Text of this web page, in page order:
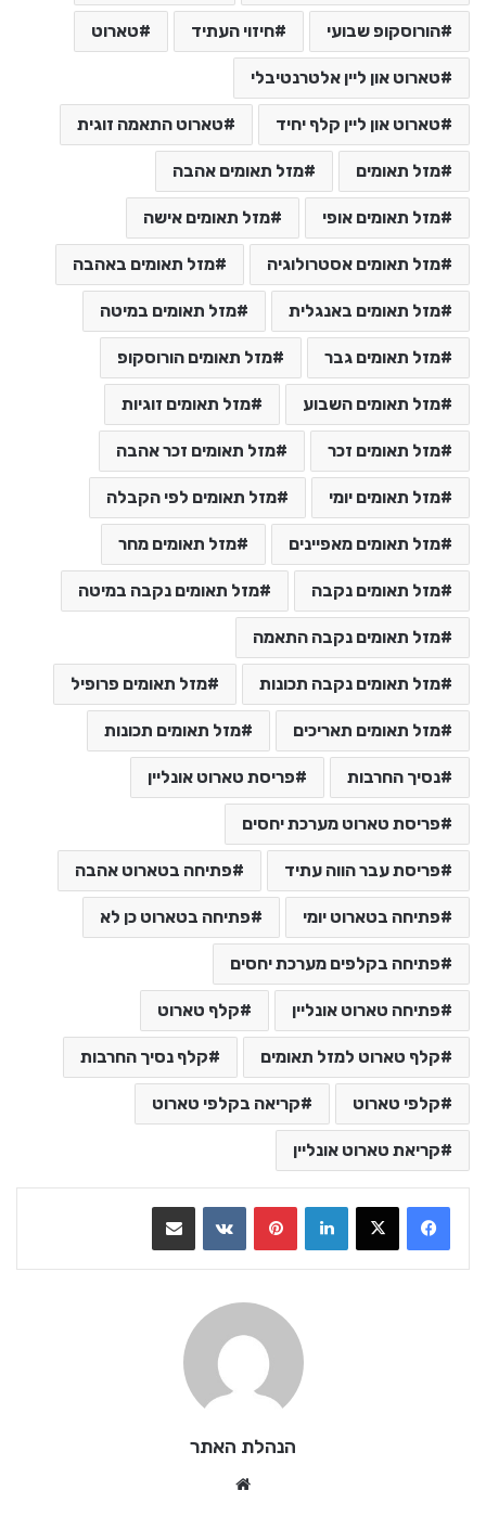
הורוסקופ שבועי חיזוי העתיד טארוט
טארוט און ליין אלטרנטיבלי
טארוט און ליין קלף יחיד טארוט התאמה זוגית
מזל תאומים מזל תאומים אהבה
מזל תאומים אופי מזל תאומים אישה
מזל תאומים אסטרולוגיה מזל תאומים באהבה
מזל תאומים באנגלית מזל תאומים במיטה
מזל תאומים גבר מזל תאומים הורוסקופ
מזל תאומים השבוע מזל תאומים זוגיות
מזל תאומים זכר מזל תאומים זכר אהבה
מזל תאומים יומי מזל תאומים לפי הקבלה
מזל תאומים מאפיינים מזל תאומים מחר
מזל תאומים נקבה מזל תאומים נקבה במיטה
מזל תאומים נקבה התאמה
מזל תאומים נקבה תכונות מזל תאומים פרופיל
מזל תאומים תאריכים מזל תאומים תכונות
נסיך החרבות פריסת טארוט אונליין
פריסת טארוט מערכת יחסים
פריסת עבר הווה עתיד פתיחה בטארוט אהבה
פתיחה בטארוט יומי פתיחה בטארוט כן לא
פתיחה בקלפים מערכת יחסים
פתיחה טארוט אונליין קלף טארוט
קלף טארוט למזל תאומים קלף נסיך החרבות
קלפי טארוט קריאה בקלפי טארוט
קריאת טארוט אונליין
LinkedIn
VKontakte
הנהלת האתר